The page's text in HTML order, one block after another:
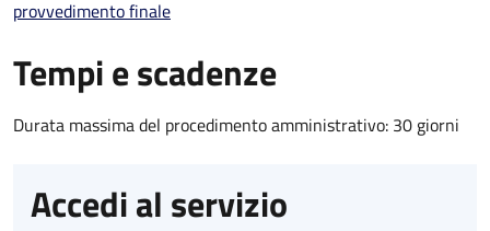
provvedimento finale
Tempi e scadenze
Durata massima del procedimento amministrativo: 30 giorni
Accedi al servizio